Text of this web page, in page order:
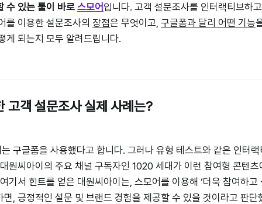
수 있는 툴이 바로 스모어 입니다. 고객 설문조사를 인터랙티브하
를 이용한 설문조사의 장점은 무엇이고, 구글폼과 달리 어떤 기능
게 되는지 모두 알려드립니다.
고객 설문조사 실제 사례는?
구글폼을 사용했다고 합니다. 그러나 유형 테스트와 같은 인터
원씨아이의 주요 채널 구독자인 1020 세대가 이런 참여형 콘텐
기서 힌트를 얻은 대원씨아이는, 스모어를 이용해 ‘더욱 참여하고
면, 긍정적인 설문 및 브랜드 경험을 제공할 수 있을 것이라고 판